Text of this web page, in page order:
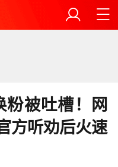
被吐槽！网
方听劝后火速